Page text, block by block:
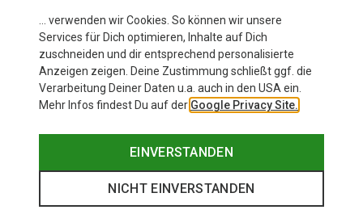
… verwenden wir Cookies. So können wir unsere
Services für Dich optimieren, Inhalte auf Dich
zuschneiden und dir entsprechend personalisierte
Anzeigen zeigen. Deine Zustimmung schließt ggf. die
Verarbeitung Deiner Daten u.a. auch in den USA ein.
Mehr Infos findest Du auf der Google Privacy Site.
EINVERSTANDEN
NICHT EINVERSTANDEN